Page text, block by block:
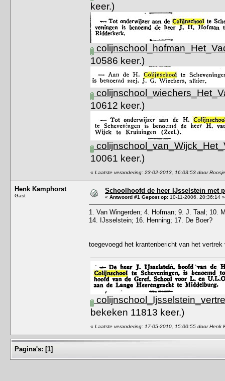
keer.)
10586 keer.)
10612 keer.)
10061 keer.)
« Laatste verandering: 23-02-2013, 16:03:53 door Roosje
Henk Kamphorst
Gast
Schoolhoofd de heer IJsselstein met
« Antwoord #1 Gepost op: 10-11-2006, 20:36:14 »
1. Van Wingerden; 4. Hofman; 9. J. Taal; 10.
14. IJsselstein; 16. Henning; 17. De Boer?
toegevoegd het krantenbericht van het
bekeken 11813 keer.)
« Laatste verandering: 17-05-2010, 15:00:55 door Henk
Pagina's: [1]